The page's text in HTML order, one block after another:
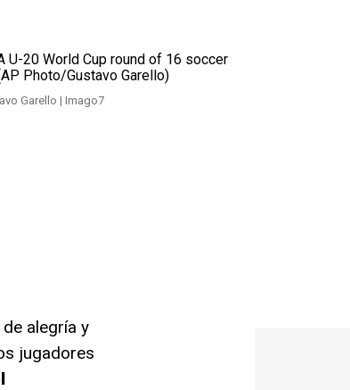
Garello | Imago7
alegría y
jugadores